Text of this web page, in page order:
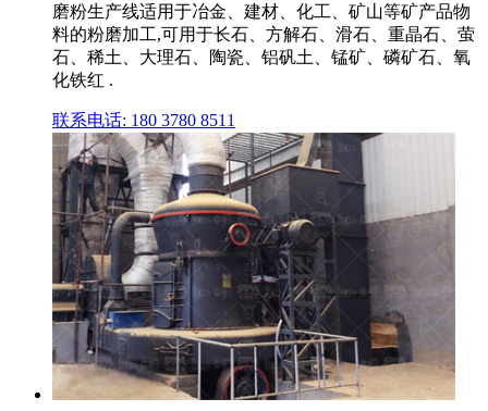
磨粉生产线适用于冶金、建材、化工、矿山等矿产品物
料的粉磨加工,可用于长石、方解石、滑石、重晶石、萤
石、稀土、大理石、陶瓷、铝矾土、锰矿、磷矿石、氧
化铁红 .
联系电话: 180 3780 8511